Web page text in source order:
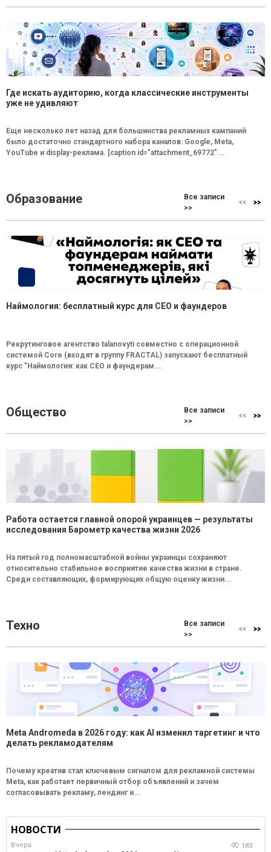
Где искать аудиторию, когда классические инструменты
уже не удивляют
Еще несколько лет назад для большинства рекламных кампаний
было достаточно стандартного набора каналов: Google, Meta,
YouTube и display-реклама. [caption id="attachment_69772"...
Образование
Все записи
>>
Наймология: бесплатный курс для CEO и фаундеров
Рекрутинговое агентство talanovyti совместно с операционной
системой Core (входят в группу FRACTAL) запускают бесплатный
курс "Наймология: как СEO и фаундерам...
Общество
Все записи
>>
Работа остается главной опорой украинцев — результаты
исследования Барометр качества жизни 2026
На пятый год полномасштабной войны украинцы сохраняют
относительно стабильное восприятие качества жизни в стране.
Среди составляющих, формирующих общую оценку жизни...
Техно
Все записи
>>
Meta Andromeda в 2026 году: как AI изменил таргетинг и что
делать рекламодателям
Почему креатив стал ключевым сигналом для рекламной системы
Meta, как работает первичный отбор объявлений и зачем
согласовывать рекламу, лендинг и...
НОВОСТИ
Вчера 183